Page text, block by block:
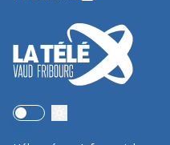
Use setting